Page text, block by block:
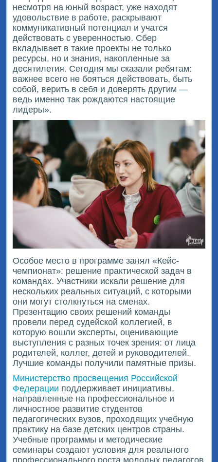
несмотря на юный возраст, уже находят
удовольствие в работе, раскрывают
коммуникативный потенциал и учатся
действовать с уверенностью. Сбер
вкладывает в такие проекты не только
ресурсы, но и знания, накопленные за
десятилетия. Сегодня мы сказали ребятам:
важнее всего не бояться действовать, быть
собой, верить в себя и доверять другим —
ведь именно так рождаются настоящие
лидеры».
Особое место в программе занял «Кейс-
чемпионат»: решение практической задач в
командах. Участники искали решение для
нескольких реальных ситуаций, с которыми
они могут столкнуться на сменах.
Презентацию своих решений команды
провели перед судейской коллегией, в
которую вошли эксперты, оценивающие
выступления с разных точек зрения: от лица
родителей, коллег, детей и руководителей.
Лучшие команды получили памятные призы.
Министерство просвещения Российской
Федерации поддерживает инициативы,
направленные на профессиональное и
личностное развитие студентов
педагогических вузов, проходящих учебную
практику на базе детских центров страны.
Учебные программы и методические
семинары создают условия для реального
профессионального роста молодых педагогов